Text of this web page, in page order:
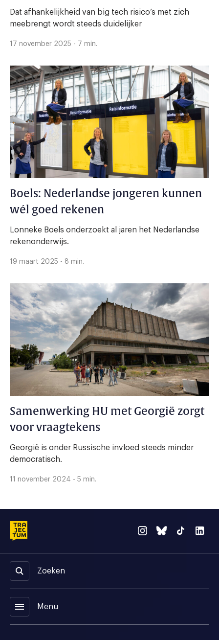
Dat afhankelijkheid van big tech risico’s met zich
meebrengt wordt steeds duidelijker
17 november 2025 - 7 min.
Boels: Nederlandse jongeren kunnen
wél goed rekenen
Lonneke Boels onderzoekt al jaren het Nederlandse
rekenonderwijs.
19 maart 2025 - 8 min.
Samenwerking HU met Georgië zorgt
voor vraagtekens
Georgië is onder Russische invloed steeds minder
democratisch.
11 november 2024 - 5 min.
Zoeken
menu Menu